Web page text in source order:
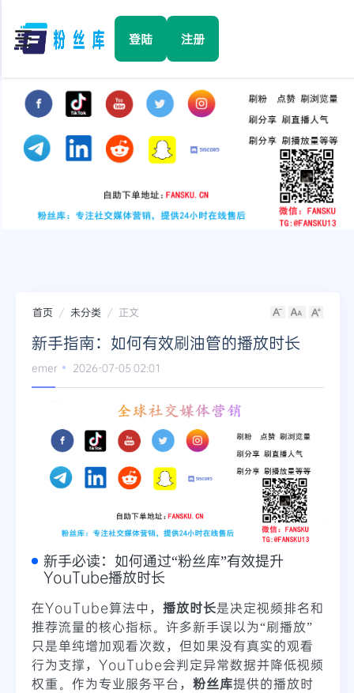
☰ 登陆 注册
Facebook
TikTok
YouTube
Twitter
Telegram
更多
首页 未分类 正文
新手指南：如何有效刷油管的播放时长
emer 2026-07-05 02:01
新手必读：如何通过“粉丝库”有效提升
YouTube播放时长
在YouTube算法中， 播放时长是决定视频排名和
推荐流量的核心指标。许多新手误以为“刷播放”
只是单纯增加观看次数，但如果没有真实的观看
行为支撑，YouTube会判定异常数据并降低视频
权重。作为专业服务平台， 粉丝库提供的播放时